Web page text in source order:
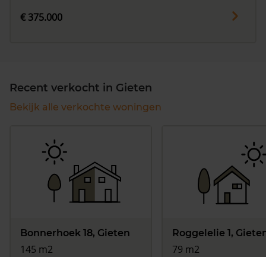
€ 375.000
Recent verkocht in Gieten
Bekijk alle verkochte woningen
Bonnerhoek 18, Gieten
145 m2
Roggelelie 1,
79 m2